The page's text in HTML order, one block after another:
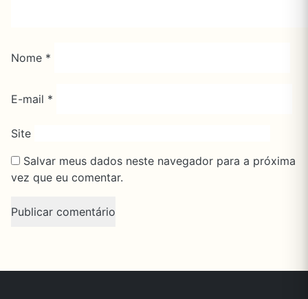
Nome *
E-mail *
Site
Salvar meus dados neste navegador para a próxima
vez que eu comentar.